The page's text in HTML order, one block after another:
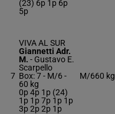
(23) 6p 1p 6p
5p
7
VIVA AL SUR
Giannetti Adr.
M. - Gustavo E.
Scarpello
Box: 7 - M/6 -
60 kg
0p 4p 1p (24)
1p 1p 7p 1p 1p
3p 2p 2p 1p
M/660 kg